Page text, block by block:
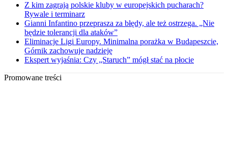
Z kim zagrają polskie kluby w europejskich pucharach?
Rywale i terminarz
Gianni Infantino przeprasza za błędy, ale też ostrzega. „Nie
będzie tolerancji dla ataków”
Eliminacje Ligi Europy. Minimalna porażka w Budapeszcie,
Górnik zachowuje nadzieję
Ekspert wyjaśnia: Czy „Staruch” mógł stać na płocie
Promowane treści